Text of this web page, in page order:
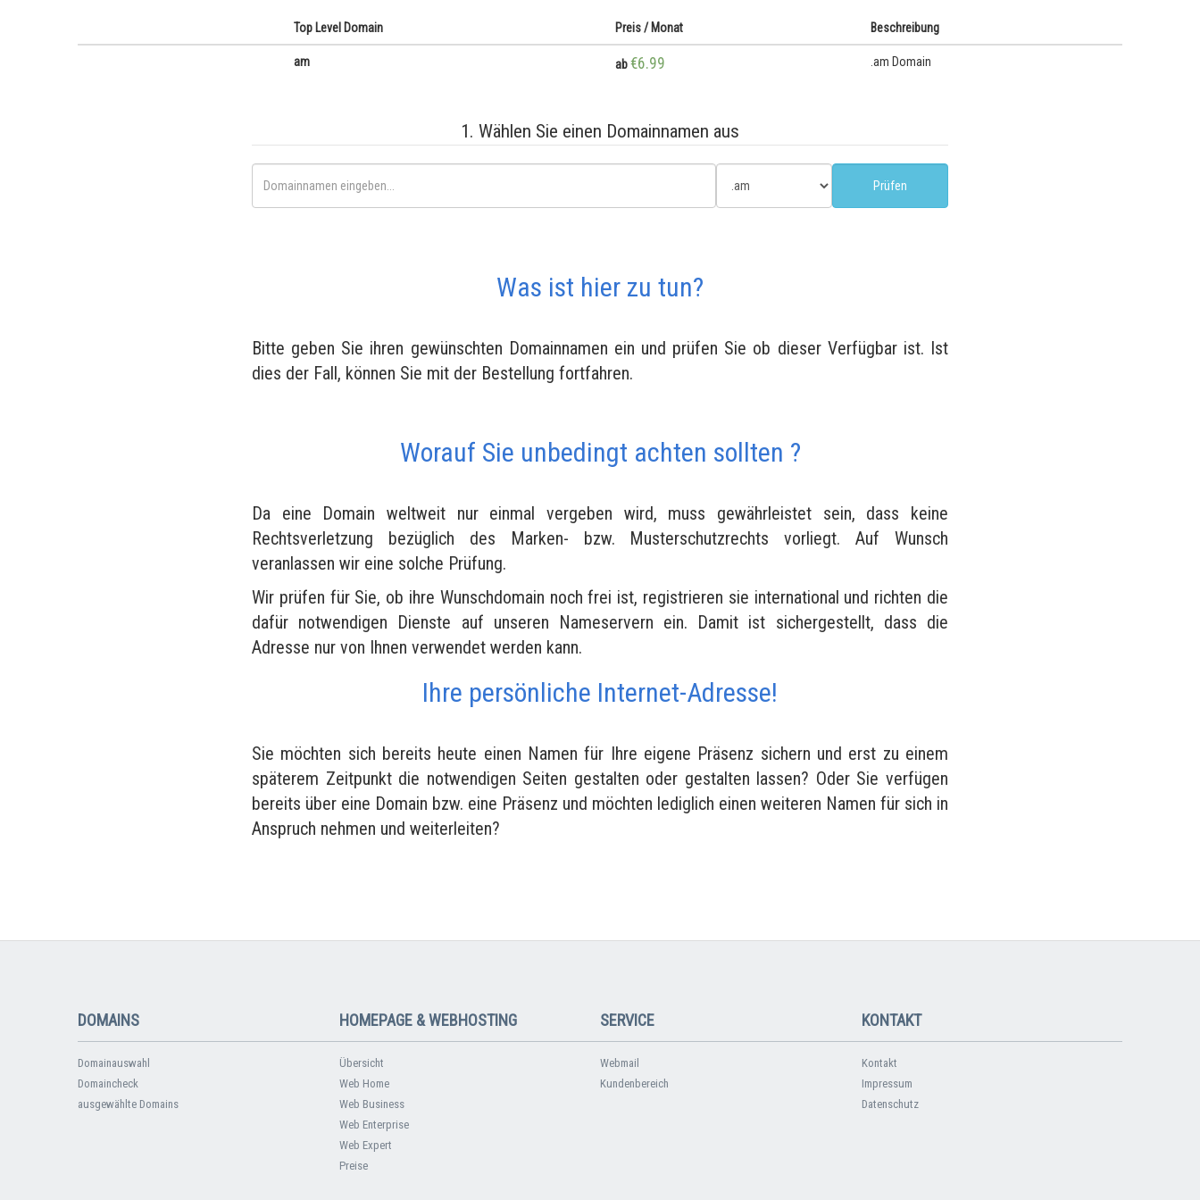
Top Level Domain Preis / Monat Beschreibung
am ab€6.99 .am Domain
1. Wählen Sie einen Domainnamen aus
Was ist hier zu tun?
Bitte geben Sie ihren gewünschten Domainnamen ein und prüfen Sie ob dieser Verfügbar ist. Ist
dies der Fall, können Sie mit der Bestellung fortfahren.
Worauf Sie unbedingt achten sollten ?
Da eine Domain weltweit nur einmal vergeben wird, muss gewährleistet sein, dass keine
Rechtsverletzung bezüglich des Marken- bzw. Musterschutzrechts vorliegt. Auf Wunsch
veranlassen wir eine solche Prüfung.
Wir prüfen für Sie, ob ihre Wunschdomain noch frei ist, registrieren sie international und richten die
dafür notwendigen Dienste auf unseren Nameservern ein. Damit ist sichergestellt, dass die
Adresse nur von Ihnen verwendet werden kann.
Ihre persönliche Internet-Adresse!
Sie möchten sich bereits heute einen Namen für Ihre eigene Präsenz sichern und erst zu einem
späterem Zeitpunkt die notwendigen Seiten gestalten oder gestalten lassen? Oder Sie verfügen
bereits über eine Domain bzw. eine Präsenz und möchten lediglich einen weiteren Namen für sich in
Anspruch nehmen und weiterleiten?
DOMAINS
Domainauswahl
Domaincheck
ausgewählte Domains
HOMEPAGE & WEBHOSTING
Übersicht
Web Home
Web Business
Web Enterprise
Web Expert
Preise
SERVICE
Webmail
Kundenbereich
KONTAKT
Kontakt
Impressum
Datenschutz